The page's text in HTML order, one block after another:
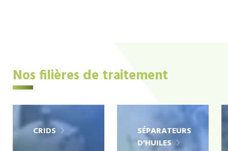
Nos filières de traitement
CRIDS
SÉPARATEURS
D'HUILES